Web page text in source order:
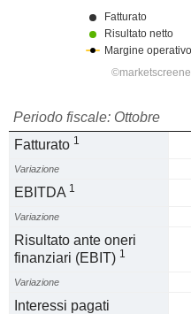
Periodo fiscale: Ottobre
Fatturato 1
Variazione
EBITDA 1
Variazione
Risultato ante oneri
finanziari (EBIT) 1
Variazione
Interessi pagati